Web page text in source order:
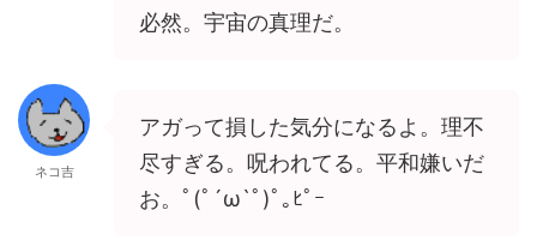
必然。宇宙の真理だ。
ネコ吉
アガって損した気分になるよ。理不
尽すぎる。呪われてる。平和嫌いだ
お。ﾟ(ﾟ´ω`ﾟ)ﾟ｡ﾋﾟｰ